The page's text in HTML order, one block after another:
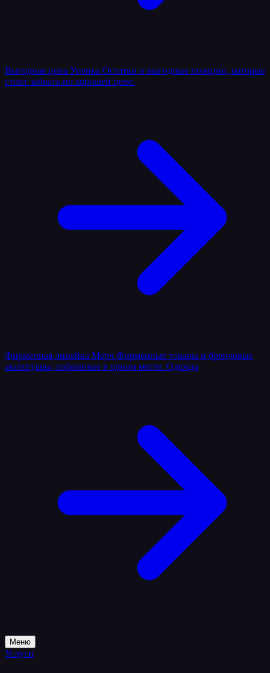
Выгодная цена Уценка Остатки и выгодные позиции, которые
стоит забрать по хорошей цене.
Фирменная линейка Мерч Фирменные товары и брендовые
аксессуары, собранные в одном месте. Одежда
Меню
Услуги